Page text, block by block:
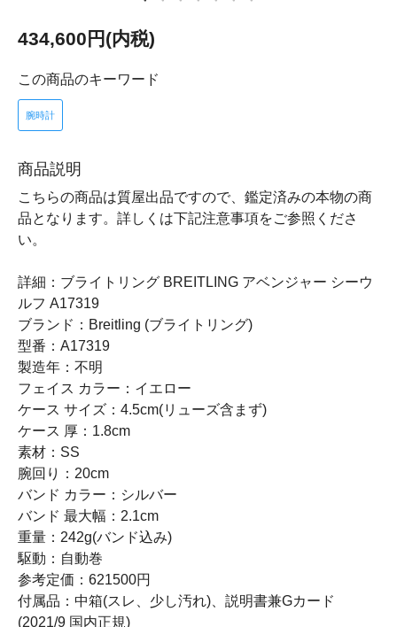
434,600円(内税)
この商品のキーワード
腕時計
商品説明
こちらの商品は質屋出品ですので、鑑定済みの本物の商
品となります。詳しくは下記注意事項をご参照くださ
い。
詳細：ブライトリング BREITLING アベンジャー シーウ
ルフ A17319
ブランド：Breitling (ブライトリング)
型番：A17319
製造年：不明
フェイス カラー：イエロー
ケース サイズ：4.5cm(リューズ含まず)
ケース 厚：1.8cm
素材：SS
腕回り：20cm
バンド カラー：シルバー
バンド 最大幅：2.1cm
重量：242g(バンド込み)
駆動：自動巻
参考定価：621500円
付属品：中箱(スレ、少し汚れ)、説明書兼Gカード
(2021/9 国内正規)